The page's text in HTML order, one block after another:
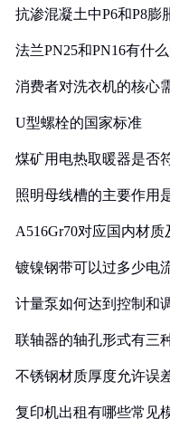
抗渗混凝土中P6和P8膨
法兰PN25和PN16有什么
消费者对洗衣机的核心
U型螺栓的国家标准
煤矿用电热取暖器是否
照明母线槽的主要作用
A516Gr70对应国内材
镀镍钢带可以过多少电
计量泵如何达到控制和
联轴器的轴孔形式有三
不锈钢材质厚度允许误
复印机出租有哪些常见